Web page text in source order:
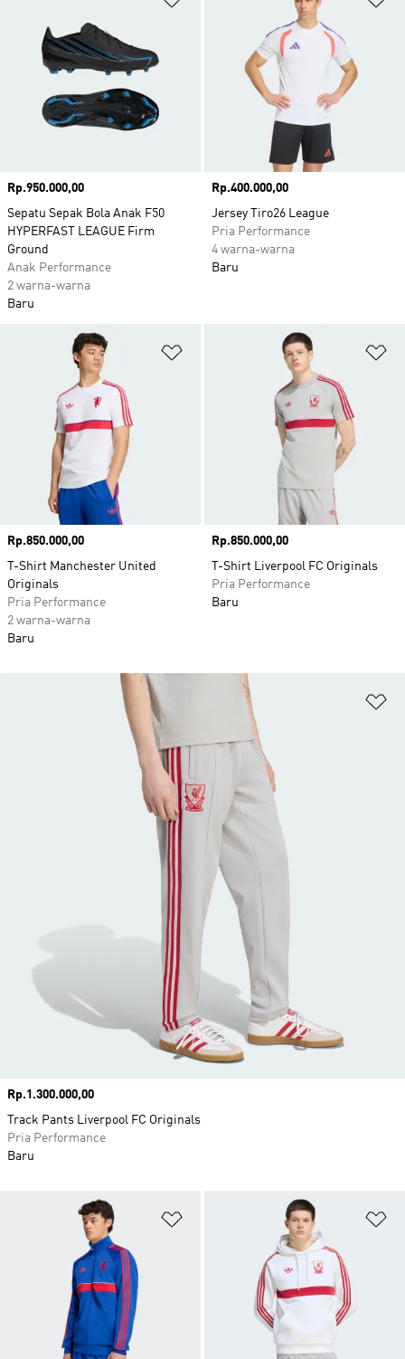
Harga
Rp.950.000,00
Sepatu Sepak Bola Anak F50
HYPERFAST LEAGUE Firm
Ground
Anak Performance
2 warna-warna
Baru
Harga
Rp.400.000,00
Jersey Tiro26 League
Pria Performance
4 warna-warna
Baru
Tambahkan ke Wishlist
Harga
Rp.850.000,00
T-Shirt Manchester United
Originals
Pria Performance
2 warna-warna
Baru
Harga
Rp.850.000,00
T-Shirt Liverpool FC Originals
Pria Performance
Baru
Tambahkan ke Wishlist
Harga
Rp.1.300.000,00
Track Pants Liverpool FC Originals
Pria Performance
Baru